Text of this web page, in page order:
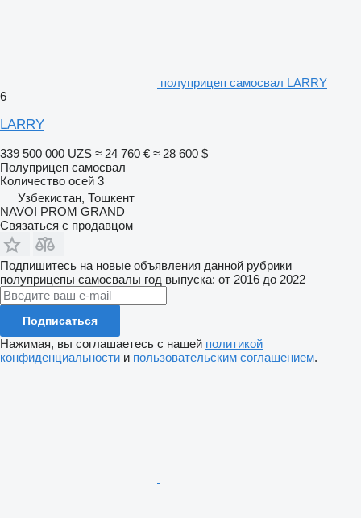
полуприцеп самосвал LARRY
6
LARRY
339 500 000 UZS ≈ 24 760 € ≈ 28 600 $
Полуприцеп самосвал
Количество осей 3
Узбекистан, Тошкент
NAVOI PROM GRAND
Связаться с продавцом
Подпишитесь на новые объявления данной рубрики
полуприцепы самосвалы год выпуска: от 2016 до 2022
Подписаться
Нажимая, вы соглашаетесь с нашей политикой
конфиденциальности и пользовательским соглашением.